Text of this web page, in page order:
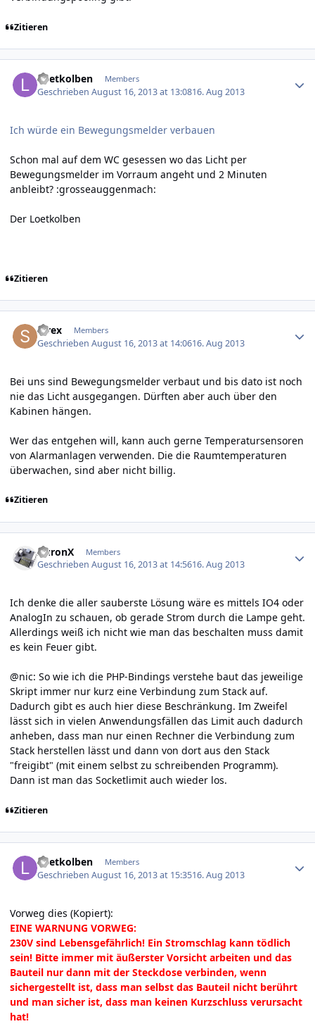
Zitieren
Loetkolben Members
GeschriebenAugust 16, 2013 at 13:0816. Aug 2013
Ich würde ein Bewegungsmelder verbauen
Schon mal auf dem WC gesessen wo das Licht per
Bewegungsmelder im Vorraum angeht und 2 Minuten
anbleibt? :grosseauggenmach:
Der Loetkolben
Zitieren
strex Members
GeschriebenAugust 16, 2013 at 14:0616. Aug 2013
Bei uns sind Bewegungsmelder verbaut und bis dato ist noch
nie das Licht ausgegangen. Dürften aber auch über den
Kabinen hängen.
Wer das entgehen will, kann auch gerne Temperatursensoren
von Alarmanlagen verwenden. Die die Raumtemperaturen
überwachen, sind aber nicht billig.
Zitieren
AuronX Members
GeschriebenAugust 16, 2013 at 14:5616. Aug 2013
Ich denke die aller sauberste Lösung wäre es mittels IO4 oder
AnalogIn zu schauen, ob gerade Strom durch die Lampe geht.
Allerdings weiß ich nicht wie man das beschalten muss damit
es kein Feuer gibt.
@nic: So wie ich die PHP-Bindings verstehe baut das jeweilige
Skript immer nur kurz eine Verbindung zum Stack auf.
Dadurch gibt es auch hier diese Beschränkung. Im Zweifel
lässt sich in vielen Anwendungsfällen das Limit auch dadurch
anheben, dass man nur einen Rechner die Verbindung zum
Stack herstellen lässt und dann von dort aus den Stack
"freigibt" (mit einem selbst zu schreibenden Programm).
Dann ist man das Socketlimit auch wieder los.
Zitieren
Loetkolben Members
GeschriebenAugust 16, 2013 at 15:3516. Aug 2013
Vorweg dies (Kopiert):
EINE WARNUNG VORWEG:
230V sind Lebensgefährlich! Ein Stromschlag kann tödlich
sein! Bitte immer mit äußerster Vorsicht arbeiten und das
Bauteil nur dann mit der Steckdose verbinden, wenn
sichergestellt ist, dass man selbst das Bauteil nicht berührt
und man sicher ist, dass man keinen Kurzschluss verursacht
hat!